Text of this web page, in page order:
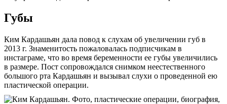
Губы
Ким Кардашьян дала повод к слухам об увеличении губ в
2013 г. Знаменитость пожаловалась подписчикам в
инстаграме, что во время беременности ее губы увеличились
в размере. Пост сопровождался снимком неестественного
большого рта Кардашьян и вызывал слухи о проведенной ею
пластической операции.